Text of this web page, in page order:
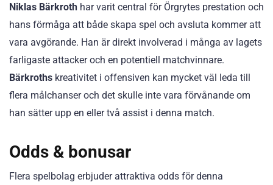
Niklas Bärkroth har varit central för Örgrytes prestation och
hans förmåga att både skapa spel och avsluta kommer att
vara avgörande. Han är direkt involverad i många av lagets
farligaste attacker och en potentiell matchvinnare.
Bärkroths kreativitet i offensiven kan mycket väl leda till
flera målchanser och det skulle inte vara förvånande om
han sätter upp en eller två assist i denna match.
Odds & bonusar
Flera spelbolag erbjuder attraktiva odds för denna